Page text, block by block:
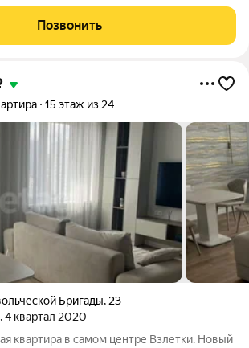
и развитая инфраструктура. Ремонт:
ремонт с
Позвонить
15 этаж из 24
Бригады, 23
, 4 квартал 2020
квартира в самом центре Взлетки. Новый